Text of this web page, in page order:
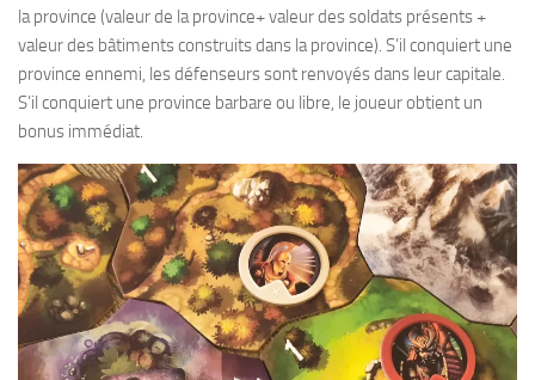
la province (valeur de la province+ valeur des soldats présents +
valeur des bâtiments construits dans la province). S’il conquiert une
province ennemi, les défenseurs sont renvoyés dans leur capitale.
S’il conquiert une province barbare ou libre, le joueur obtient un
bonus immédiat.